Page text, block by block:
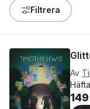
Filtrera
Av